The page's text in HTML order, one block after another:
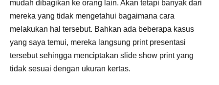
mudah dibagikan ke orang lain. Akan tetapi banyak dari
mereka yang tidak mengetahui bagaimana cara
melakukan hal tersebut. Bahkan ada beberapa kasus
yang saya temui, mereka langsung print presentasi
tersebut sehingga menciptakan slide show print yang
tidak sesuai dengan ukuran kertas.